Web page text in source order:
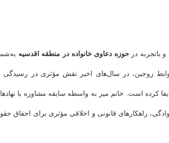
باتجربه درحوزه دعاوی خانواده در منطقه اقدسیه
زوجین، در سال‌های اخیر نقش مؤثری در رسیدگی
کرده است. خانم میر به واسطه سابقه مشاوره با
راهکارهای قانونی و اخلاقی مؤثری برای احقاق